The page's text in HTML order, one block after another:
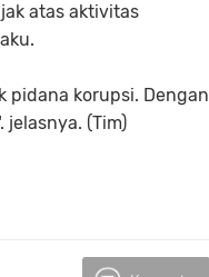
atas aktivitas
pidana korupsi. Dengan
(Tim)